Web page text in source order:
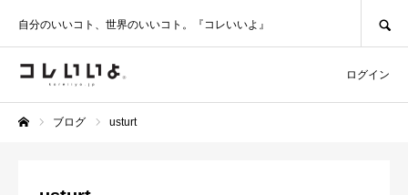
自分のいいコト、世界のいいコト。『コレいいよ』
ログイン
ブログ usturt